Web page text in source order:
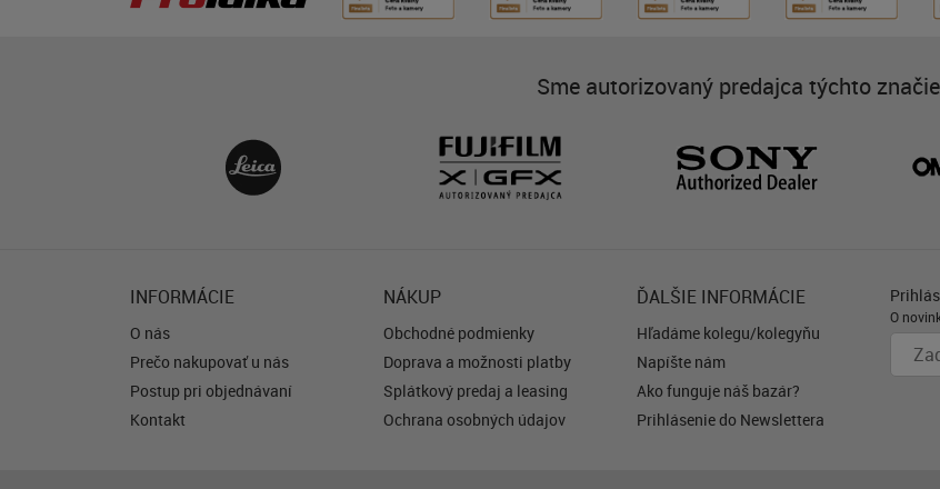
Sme autorizovaný predajca týchto
INFORMÁCIE
O nás
Prečo nakupovať u nás
Postup pri objednávaní
Kontakt
NÁKUP
Obchodné podmienky
Doprava a možnosti platby
Splátkový predaj a leasing
Ochrana osobných údajov
ĎALŠIE INFORMÁCIE
Hľadáme kolegu/kolegyňu
Napíšte nám
Ako funguje náš bazár?
Prihlásenie do Newslettera
O